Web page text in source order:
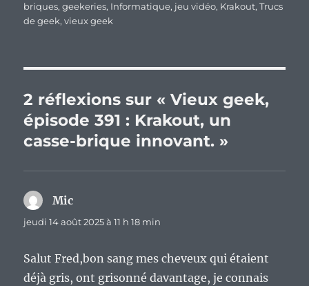
briques,geekeries, Informatique, jeu vidéo, Krakout,Trucs
de geek,vieux geek
2 réflexions sur « Vieux geek,
épisode 391 : Krakout, un
casse-brique innovant. »
Mic
jeudi 14 août 2025 à 11 h 18 min
Salut Fred,bon sang mes cheveux qui étaient
déjà gris, ont grisonné davantage, je connais